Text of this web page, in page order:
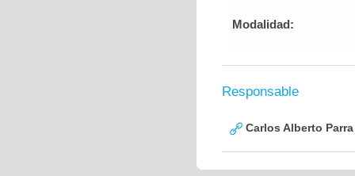
Modalidad:
Responsable
Carlos Alberto